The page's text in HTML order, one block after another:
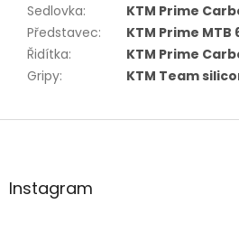
Sedlovka:
KTM Prime
Představec:
KTM Prime MTB
Řidítka:
KTM Prime
Gripy: KTM Team
Z
aInstagram